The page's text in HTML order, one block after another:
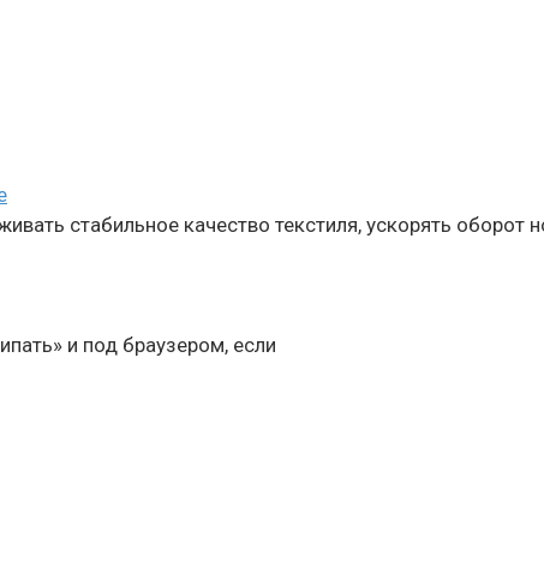
стабильное качество текстиля, ускорять оборот
и под браузером, если